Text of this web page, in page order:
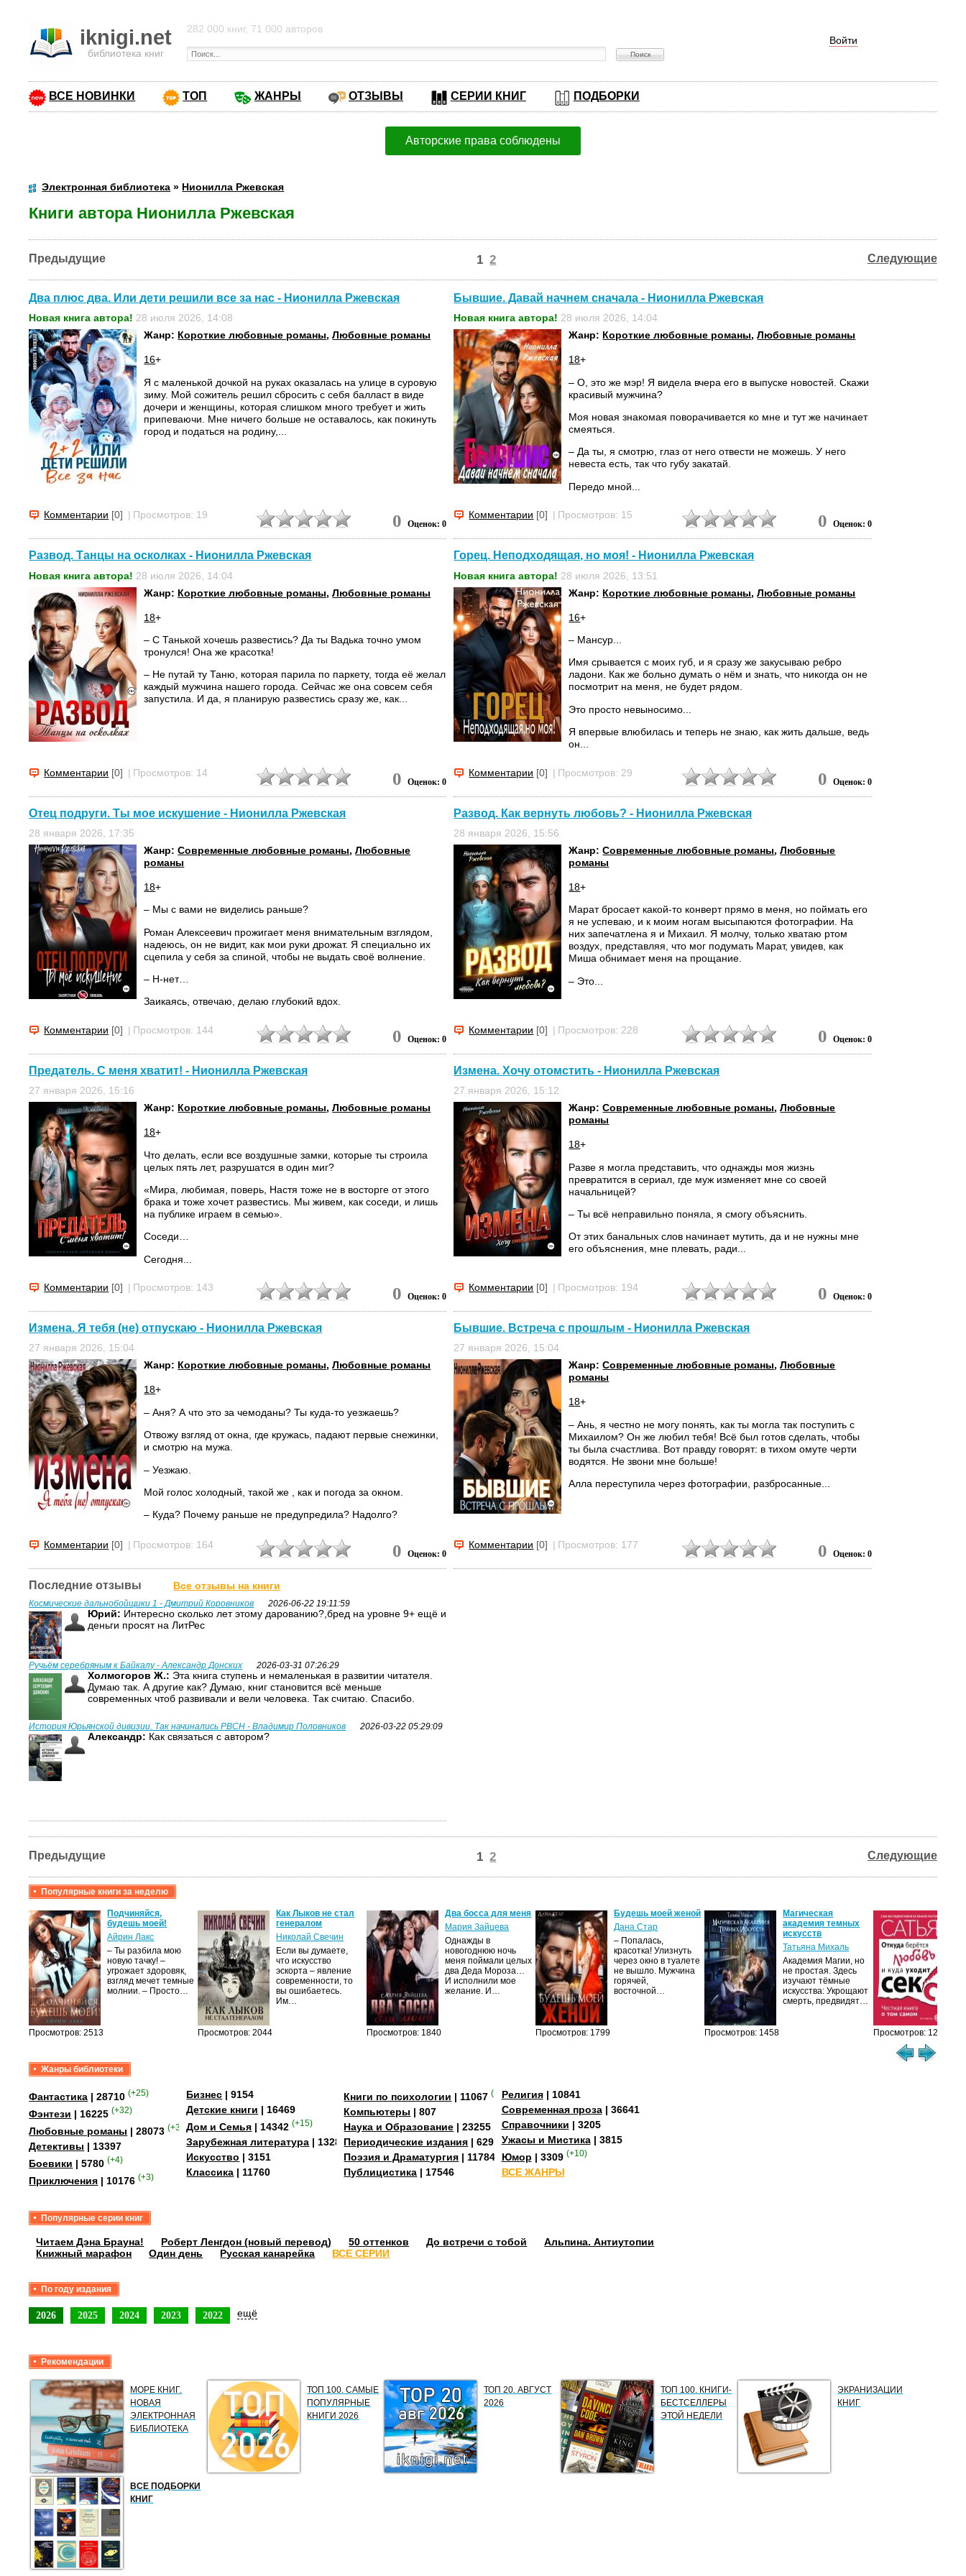
iknigi.net
библиотека книг
Войти
282 000 книг, 71 000 авторов
ВСЕ НОВИНКИ ТОП ЖАНРЫ ОТЗЫВЫ СЕРИИ КНИГ ПОДБОРКИ
Авторские права соблюдены
Электронная библиотека » Нионилла Ржевская
Книги автора Нионилла Ржевская
Предыдущие Следующие
1 2
Два плюс два. Или дети решили все за нас - Нионилла Ржевская
Новая книга автора! 28 июля 2026, 14:08
Жанр: Короткие любовные романы,Любовные романы
16+
Я с маленькой дочкой на руках оказалась на улице в суровую
зиму. Мой сожитель решил сбросить с себя балласт в виде
дочери и женщины, которая слишком много требует и жить
припеваючи. Мне ничего больше не оставалось, как покинуть
город и податься на родину,...
Комментарии [0] | Просмотров: 19 0 Оценок: 0
Бывшие. Давай начнем сначала - Нионилла Ржевская
Новая книга автора! 28 июля 2026, 14:04
Жанр: Короткие любовные романы,Любовные романы
18+
– О, это же мэр! Я видела вчера его в выпуске новостей. Скажи
красивый мужчина?
Моя новая знакомая поворачивается ко мне и тут же начинает
смеяться.
– Да ты, я смотрю, глаз от него отвести не можешь. У него
невеста есть, так что губу закатай.
Передо мной...
Комментарии [0] | Просмотров: 15 0 Оценок: 0
Развод. Танцы на осколках - Нионилла Ржевская
Новая книга автора! 28 июля 2026, 14:04
Жанр: Короткие любовные романы,Любовные романы
18+
– С Танькой хочешь развестись? Да ты Вадька точно умом
тронулся! Она же красотка!
– Не путай ту Таню, которая парила по паркету, тогда её желал
каждый мужчина нашего города. Сейчас же она совсем себя
запустила. И да, я планирую развестись сразу же, как...
Комментарии [0] | Просмотров: 14 0 Оценок: 0
Горец. Неподходящая, но моя! - Нионилла Ржевская
Новая книга автора! 28 июля 2026, 13:51
Жанр: Короткие любовные романы,Любовные романы
16+
– Мансур...
Имя срывается с моих губ, и я сразу же закусываю ребро
ладони. Как же больно думать о нём и знать, что никогда он не
посмотрит на меня, не будет рядом.
Это просто невыносимо...
Я впервые влюбилась и теперь не знаю, как жить дальше, ведь
он...
Комментарии [0] | Просмотров: 29 0 Оценок: 0
Отец подруги. Ты мое искушение - Нионилла Ржевская
28 января 2026, 17:35
Жанр:Современные любовные романы,Любовные
романы
18+
– Мы с вами не виделись раньше?
Роман Алексеевич прожигает меня внимательным взглядом,
надеюсь, он не видит, как мои руки дрожат. Я специально их
сцепила у себя за спиной, чтобы не выдать своё волнение.
– Н-нет…
Заикаясь, отвечаю, делаю глубокий вдох.
Комментарии [0] | Просмотров: 144 0 Оценок: 0
Развод. Как вернуть любовь? - Нионилла Ржевская
28 января 2026, 15:56
Жанр:Современные любовные романы,Любовные
романы
18+
Марат бросает какой-то конверт прямо в меня, но поймать его
я не успеваю, и к моим ногам высыпаются фотографии. На
них запечатлена я и Михаил. Я молчу, только хватаю ртом
воздух, представляя, что мог подумать Марат, увидев, как
Миша обнимает меня на прощание.
– Это...
Комментарии [0] | Просмотров: 228 0 Оценок: 0
Предатель. С меня хватит! - Нионилла Ржевская
27 января 2026, 15:16
Жанр: Короткие любовные романы,Любовные романы
18+
Что делать, если все воздушные замки, которые ты строила
целых пять лет, разрушатся в один миг?
«Мира, любимая, поверь, Настя тоже не в восторге от этого
брака и тоже хочет развестись. Мы живем, как соседи, и лишь
на публике играем в семью».
Соседи…
Сегодня...
Комментарии [0] | Просмотров: 143 0 Оценок: 0
Измена. Хочу отомстить - Нионилла Ржевская
27 января 2026, 15:12
Жанр:Современные любовные романы,Любовные
романы
18+
Разве я могла представить, что однажды моя жизнь
превратится в сериал, где муж изменяет мне со своей
начальницей?
– Ты всё неправильно поняла, я смогу объяснить.
От этих банальных слов начинает мутить, да и не нужны мне
его объяснения, мне плевать, ради...
Комментарии [0] | Просмотров: 194 0 Оценок: 0
Измена. Я тебя (не) отпускаю - Нионилла Ржевская
27 января 2026, 15:04
Жанр: Короткие любовные романы,Любовные романы
18+
– Аня? А что это за чемоданы? Ты куда-то уезжаешь?
Отвожу взгляд от окна, где кружась, падают первые снежинки,
и смотрю на мужа.
– Уезжаю.
Мой голос холодный, такой же , как и погода за окном.
– Куда? Почему раньше не предупредила? Надолго?
Комментарии [0] | Просмотров: 164 0 Оценок: 0
Бывшие. Встреча с прошлым - Нионилла Ржевская
27 января 2026, 15:04
Жанр:Современные любовные романы,Любовные
романы
18+
– Ань, я честно не могу понять, как ты могла так поступить с
Михаилом? Он же любил тебя! Всё был готов сделать, чтобы
ты была счастлива. Вот правду говорят: в тихом омуте черти
водятся. Не звони мне больше!
Алла переступила через фотографии, разбросанные...
Комментарии [0] | Просмотров: 177 0 Оценок: 0
Последние отзывы Все отзывы на книги
Космические дальнобойщики 1 - Дмитрий Коровников 2026-06-22 19:11:59
Юрий: Интересно сколько лет этому дарованию?,бред на уровне 9+ ещё и
деньги просят на ЛитРес
Ручьём серебряным к Байкалу - Александр Донских 2026-03-31 07:26:29
Холмогоров Ж.: Эта книга ступень и немаленькая в развитии читателя.
Думаю так. А другие как? Думаю, книг становится всё меньше
современных чтоб развивали и вели человека. Так считаю. Спасибо.
История Юрьянской дивизии. Так начинались РВСН - Владимир Половников 2026-03-22 05:29:09
Александр: Как связаться с автором?
Предыдущие Следующие
1 2
Популярные книги за неделю
Просмотров: 2513
Подчиняйся,
будешь моей!
Айрин Лакс
– Ты разбила мою
новую тачку! –
угрожает здоровяк,
взгляд мечет темные
молнии. – Просто…
Просмотров: 2044
Как Лыков не стал
генералом
Николай Свечин
Если вы думаете,
что искусство
эскорта – явление
современности, то
вы ошибаетесь.
Им…
Просмотров: 1840
Два босса для меня
Мария Зайцева
Однажды в
новогоднюю ночь
меня поймали целых
два Деда Мороза…
И исполнили мое
желание. И…
Просмотров: 1799
Будешь моей женой
Дана Стар
– Попалась,
красотка! Улизнуть
через окно в туалете
не вышло. Мужчина
горячей,
восточной…
Просмотров: 1458
Магическая
академия темных
искусств
Татьяна Михаль
Академия Магии, но
не простая. Здесь
изучают тёмные
искусства: Укрощают
смерть, предвидят…
Просмотров: 1210
Жанры библиотеки
Фантастика | 28710 (+25)
Фэнтези | 16225 (+32)
Любовные романы | 28073 (+349)
Детективы | 13397
Боевики | 5780 (+4)
Приключения | 10176 (+3)
Бизнес | 9154
Детские книги | 16469
Дом и Семья | 14342 (+15)
Зарубежная литература | 13284
Искусство | 3151
Классика | 11760
Книги по психологии | 11067 (+4)
Компьютеры | 807
Наука и Образование | 23255
Периодические издания | 629
Поэзия и Драматургия | 11784
Публицистика | 17546
Религия| 10841
Современная проза| 36641
Справочники | 3205
Ужасы и Мистика| 3815
Юмор | 3309 (+10)
ВСЕ ЖАНРЫ
Популярные серии книг
Читаем Дэна Брауна! Роберт Ленгдон (новый перевод) 50 оттенков До встречи с тобой
Альпина. Антиутопии
Книжный марафон
Один день Русская канарейка ВСЕ СЕРИИ
По году издания
2026 2025 2024 2023 2022 ещё
Рекомендации
МОРЕ КНИГ.
НОВАЯ
ЭЛЕКТРОННАЯ
БИБЛИОТЕКА
ТОП 100. САМЫЕ
ПОПУЛЯРНЫЕ
КНИГИ 2026
ТОП 20. АВГУСТ
2026
ТОП 100. КНИГИ-
БЕСТСЕЛЛЕРЫ
ЭТОЙ НЕДЕЛИ
ЭКРАНИЗАЦИИ
КНИГ
ВСЕ ПОДБОРКИ
КНИГ